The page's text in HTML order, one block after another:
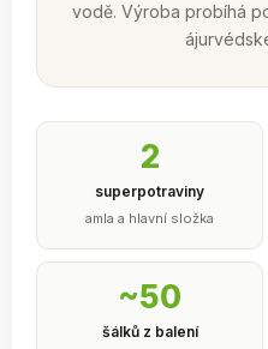
vodě. Výroba probíhá
2
superpotraviny
amla a hlavní složka
~50
šálků z balení